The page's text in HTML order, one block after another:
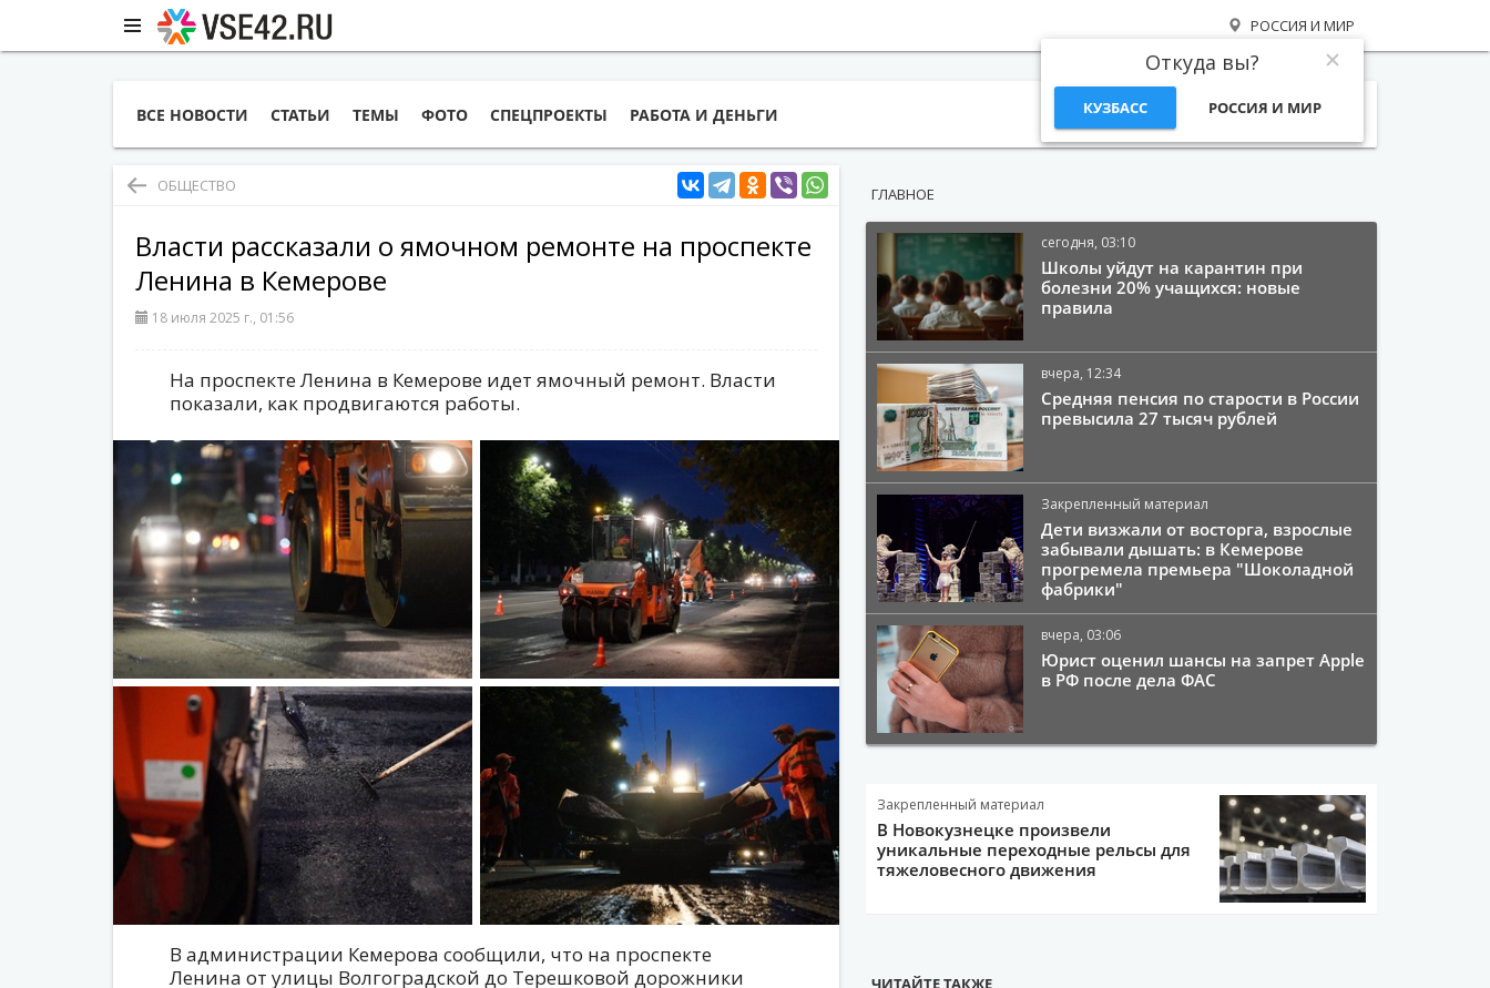
РОССИЯ И МИР
Откуда вы?
КУЗБАСС РОССИЯ И МИР
ВСЕ НОВОСТИ СТАТЬИ ТЕМЫ ФОТО СПЕЦПРОЕКТЫ РАБОТА И ДЕНЬГИ
ОБЩЕСТВО
Власти рассказали о ямочном ремонте на проспекте
Ленина в Кемерове
18 июля 2025 г., 01:56
На проспекте Ленина в Кемерове идет ямочный ремонт. Власти
показали, как продвигаются работы.
В администрации Кемерова сообщили, что на проспекте
Ленина от улицы Волгоградской до Терешковой дорожники
ГЛАВНОЕ
сегодня, 03:10
Школы уйдут на карантин при
болезни 20% учащихся: новые
правила
вчера, 12:34
Средняя пенсия по старости в России
превысила 27 тысяч рублей
Закрепленный материал
Дети визжали от восторга, взрослые
забывали дышать: в Кемерове
прогремела премьера "Шоколадной
фабрики"
вчера, 03:06
Юрист оценил шансы на запрет Apple
в РФ после дела ФАС
Закрепленный материал
В Новокузнецке произвели
уникальные переходные рельсы для
тяжеловесного движения
ЧИТАЙТЕ ТАКЖЕ